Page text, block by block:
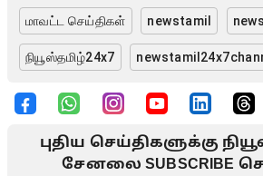
மாவட்ட செய்திகள் newstamil
நியூஸ்தமிழ்24x7
புதிய செய்திகளுக்கு
சேனலை SUBSCRIBE